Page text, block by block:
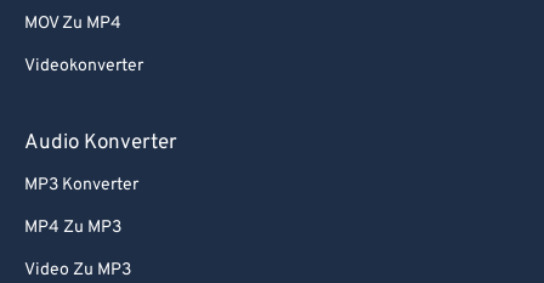
MOV Zu MP4
Videokonverter
Audio Konverter
MP3 Konverter
MP4 Zu MP3
Video Zu MP3